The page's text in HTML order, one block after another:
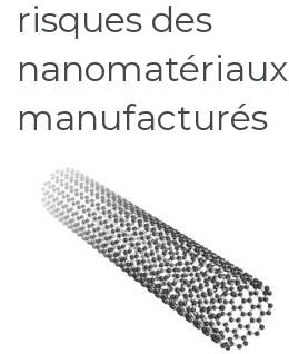
risques des
nanomatériaux
manufacturés